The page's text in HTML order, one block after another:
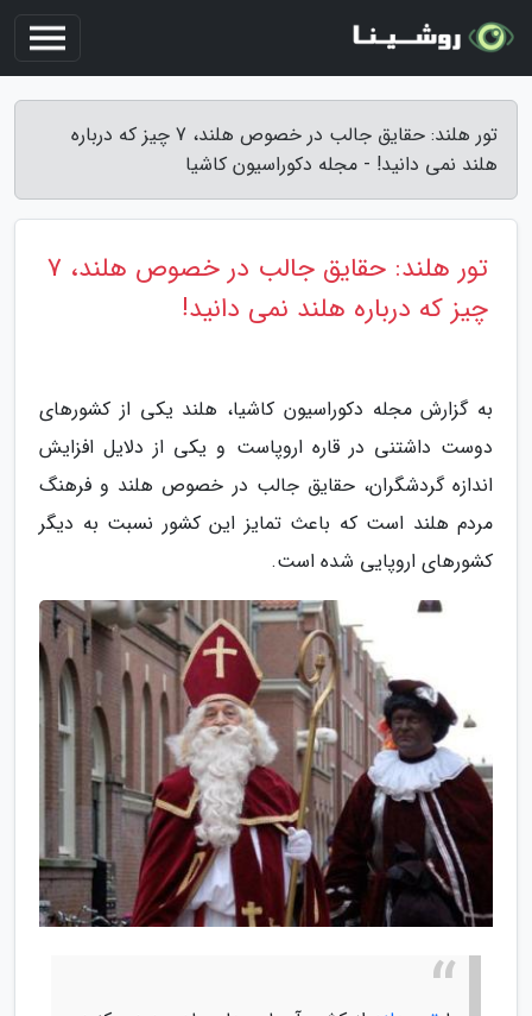
تور هلند: حقایق جالب در خصوص هلند، 7 چیز که درباره
هلند نمی دانید! - مجله دکوراسیون کاشیا
تور هلند: حقایق جالب در خصوص هلند، 7
چیز که درباره هلند نمی دانید!
به گزارش مجله دکوراسیون کاشیا، هلند یکی از کشورهای
دوست داشتنی در قاره اروپاست و یکی از دلایل افزایش
اندازه گردشگران، حقایق جالب در خصوص هلند و فرهنگ
مردم هلند است که باعث تمایز این کشور نسبت به دیگر
کشورهای اروپایی شده است.